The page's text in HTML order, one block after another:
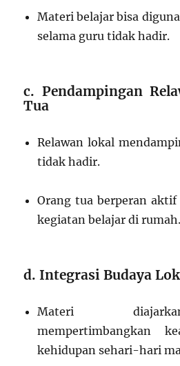
Materi belajar bisa
selama guru tidak hadir.
c. Pendampingan
Tua
Relawan lokal
tidak hadir.
Orang tua berperan
kegiatan belajar di rumah.
d. Integrasi Budaya
Materi
mempertimbangkan
kehidupan sehari-hari